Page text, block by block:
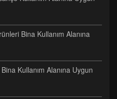
Bina Kullanım Alanına
Kullanım Alanına Uygun